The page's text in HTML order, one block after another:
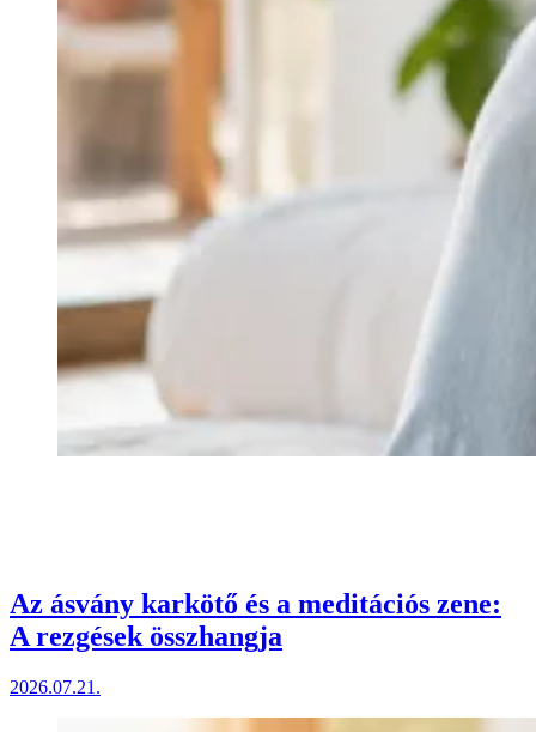
Az ásvány karkötő és a meditációs zene:
A rezgések összhangja
2026.07.21.